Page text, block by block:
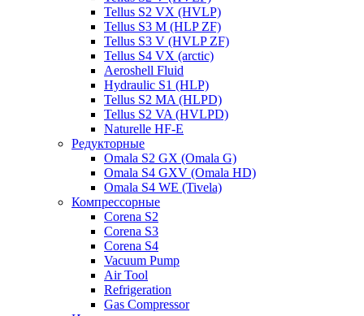
Tellus S2 VX (HVLP)
Tellus S3 M (HLP ZF)
Tellus S3 V (HVLP ZF)
Tellus S4 VX (arctic)
Aeroshell Fluid
Hydraulic S1 (HLP)
Tellus S2 MA (HLPD)
Tellus S2 VA (HVLPD)
Naturelle HF-E
Редукторные
Omala S2 GX (Omala G)
Omala S4 GXV (Omala HD)
Omala S4 WE (Tivela)
Компрессорные
Corena S2
Corena S3
Corena S4
Vacuum Pump
Air Tool
Refrigeration
Gas Compressor